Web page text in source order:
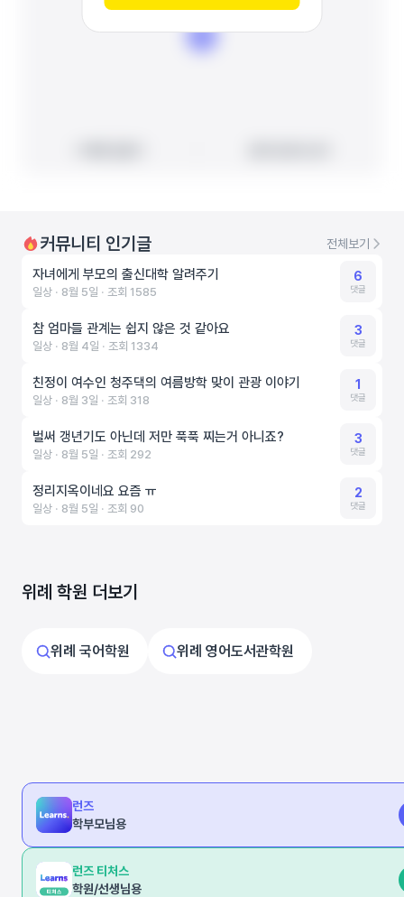
커뮤니티 인기글 전체보기
자녀에게 부모의 출신대학 알려주기
일상 ‧ 8월 5일 ‧ 조회 1585
6
댓글
참 엄마들 관계는 쉽지 않은 것 같아요
일상 ‧ 8월 4일 ‧ 조회 1334
3
댓글
친정이 여수인 청주댁의 여름방학 맞이 관광 이야기
일상 ‧ 8월 3일 ‧ 조회 318
1
댓글
벌써 갱년기도 아닌데 저만 푹푹 찌는거 아니죠?
일상 ‧ 8월 5일 ‧ 조회 292
3
댓글
정리지옥이네요 요즘 ㅠ
일상 ‧ 8월 5일 ‧ 조회 90
2
댓글
위례 학원 더보기
위례 국어학원 위례 영어도서관학원
런즈
학부모님용
런즈 티처스
학원/선생님용